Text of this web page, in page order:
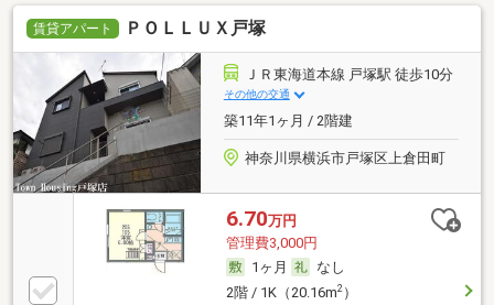
賃貸アパート ＰＯＬＬＵＸ戸塚
ＪＲ東海道本線 戸塚駅 徒歩10分
その他の交通
築11年1ヶ月 / 2階建
神奈川県横浜市戸塚区上倉田町
6.70万円
管理費3,000円
1ヶ月
なし
2階 / 1K（20.16m2）